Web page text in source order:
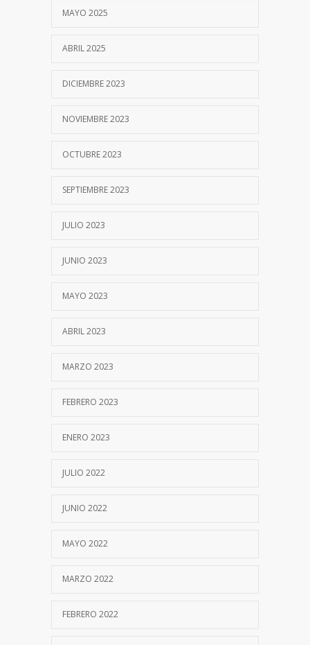
MAYO 2025
ABRIL 2025
DICIEMBRE 2023
NOVIEMBRE 2023
OCTUBRE 2023
SEPTIEMBRE 2023
JULIO 2023
JUNIO 2023
MAYO 2023
ABRIL 2023
MARZO 2023
FEBRERO 2023
ENERO 2023
JULIO 2022
JUNIO 2022
MAYO 2022
MARZO 2022
FEBRERO 2022